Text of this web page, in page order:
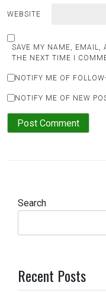
WEBSITE
SAVE MY NAME, EMAIL,
THE NEXT TIME I
NOTIFY ME OF
NOTIFY ME OF NEW
Search
Recent Posts